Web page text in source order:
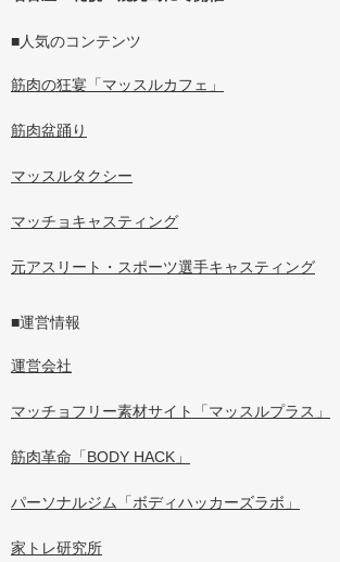
■人気のコンテンツ
筋肉の狂宴「マッスルカフェ」
筋肉盆踊り
マッスルタクシー
マッチョキャスティング
元アスリート・スポーツ選手キャスティング
■運営情報
運営会社
マッチョフリー素材サイト「マッスルプラス」
筋肉革命「BODY HACK」
パーソナルジム「ボディハッカーズラボ」
家トレ研究所